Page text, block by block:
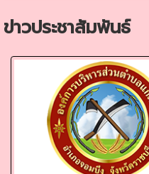
ข่าวประชาสัมพันธ์